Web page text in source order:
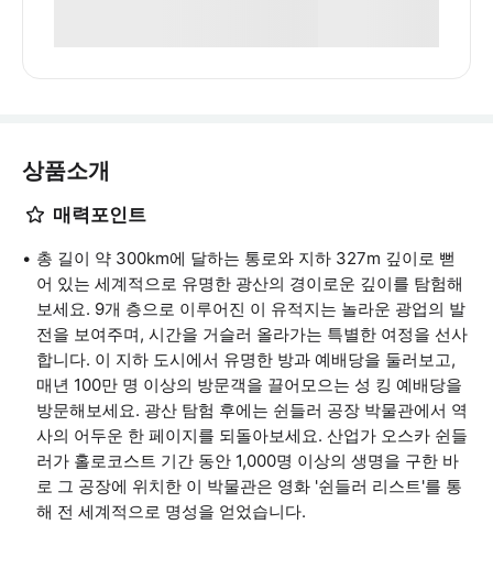
상품소개
매력포인트
총 길이 약 300km에 달하는 통로와 지하 327m 깊이로 뻗
어 있는 세계적으로 유명한 광산의 경이로운 깊이를 탐험해
보세요. 9개 층으로 이루어진 이 유적지는 놀라운 광업의 발
전을 보여주며, 시간을 거슬러 올라가는 특별한 여정을 선사
합니다. 이 지하 도시에서 유명한 방과 예배당을 둘러보고,
매년 100만 명 이상의 방문객을 끌어모으는 성 킹 예배당을
방문해보세요. 광산 탐험 후에는 쉰들러 공장 박물관에서 역
사의 어두운 한 페이지를 되돌아보세요. 산업가 오스카 쉰들
러가 홀로코스트 기간 동안 1,000명 이상의 생명을 구한 바
로 그 공장에 위치한 이 박물관은 영화 '쉰들러 리스트'를 통
해 전 세계적으로 명성을 얻었습니다.